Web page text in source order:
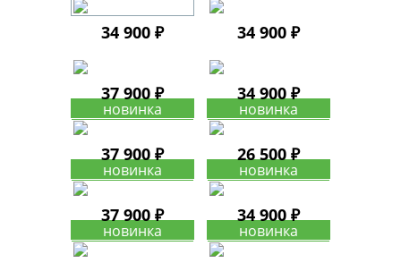
34 900 ₽ 34 900 ₽
37 900 ₽ 34 900 ₽
37 900 ₽ 26 500 ₽
37 900 ₽ 34 900 ₽